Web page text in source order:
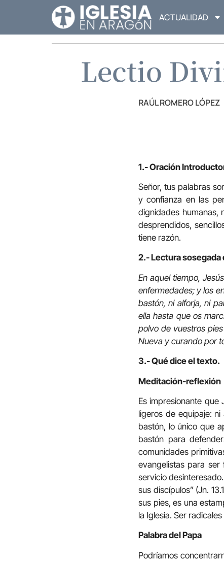
ACTUALIDAD
Lectio
RAÚL ROMERO LÓPEZ
1.- Oración
Señor, tus palabras
y confianza en las
dignidades humanas,
desprendidos,
tiene razón.
2.- Lectura sosegada
En aquel tiempo,
enfermedades; y los
bastón, ni alforja, ni
ella hasta que os
polvo de vuestros
Nueva y curando por
3.- Qué dice el texto.
Meditación-reflexión
Es impresionante que
ligeros de equipaje:
bastón, lo único que
bastón para
comunidades
evangelistas para ser
servicio
sus discípulos” (Jn.
sus pies, es una
la Iglesia. Ser
Palabra del Papa
Podríamos